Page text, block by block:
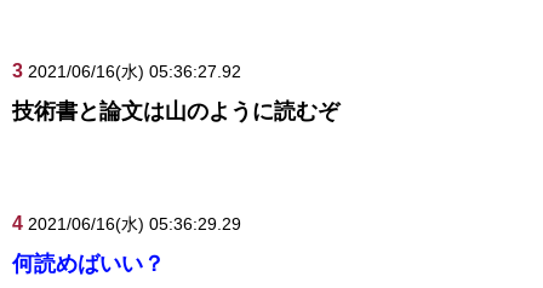
3 2021/06/16(水) 05:36:27.92
技術書と論文は山のように読むぞ
4 2021/06/16(水) 05:36:29.29
何読めばいい？